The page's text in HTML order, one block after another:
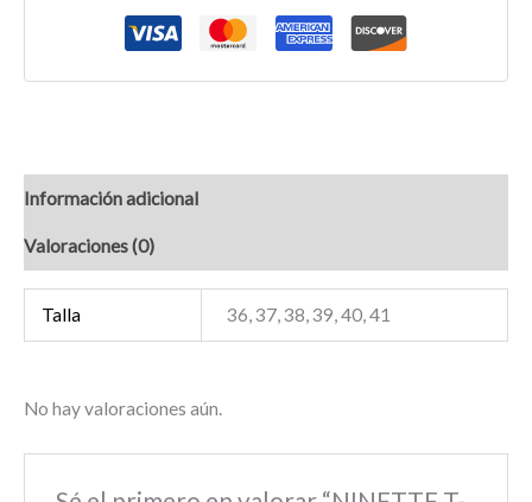
Información adicional
Valoraciones (0)
Talla 36, 37, 38, 39, 40, 41
No hay valoraciones aún.